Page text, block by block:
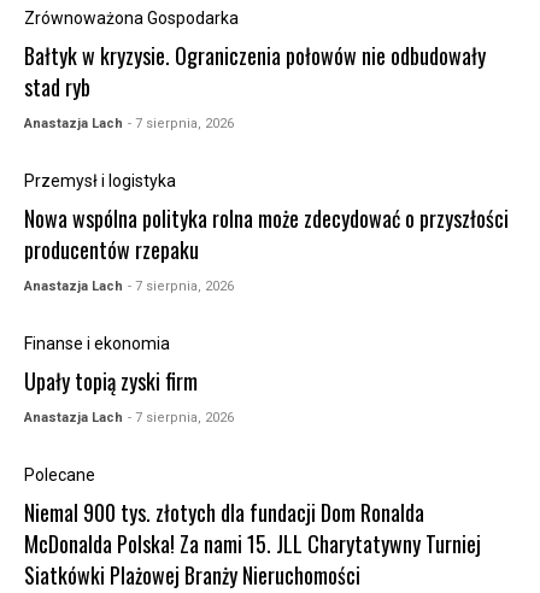
Zrównoważona Gospodarka
Bałtyk w kryzysie. Ograniczenia połowów nie odbudowały
stad ryb
Anastazja Lach - 7 sierpnia, 2026
Przemysł i logistyka
Nowa wspólna polityka rolna może zdecydować o przyszłości
producentów rzepaku
Anastazja Lach - 7 sierpnia, 2026
Finanse i ekonomia
Upały topią zyski firm
Anastazja Lach - 7 sierpnia, 2026
Polecane
Niemal 900 tys. złotych dla fundacji Dom Ronalda
McDonalda Polska! Za nami 15. JLL Charytatywny Turniej
Siatkówki Plażowej Branży Nieruchomości